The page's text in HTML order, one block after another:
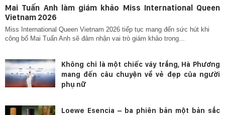
Mai Tuấn Anh làm giám khảo Miss International Queen
Vietnam 2026
Miss International Queen Vietnam 2026 tiếp tục mang đến sức hút khi
công bố Mai Tuấn Anh sẽ đảm nhận vai trò giám khảo trong...
Không chỉ là một chiếc váy trắng, Hà Phương
mang đến câu chuyện về vẻ đẹp của người
phụ nữ
Loewe Esencia – ba phiên bản một bản sắc